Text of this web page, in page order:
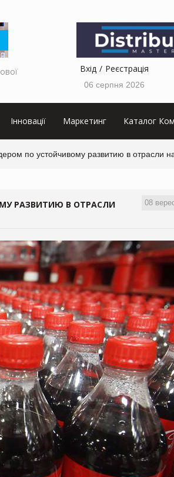
Вхід Реєстрація
06 серпня 2026
Інновації Маркетинг Каталог
по устойчивому развитию в отрасли
08
РАЗВИТИЮ В ОТРАСЛИ